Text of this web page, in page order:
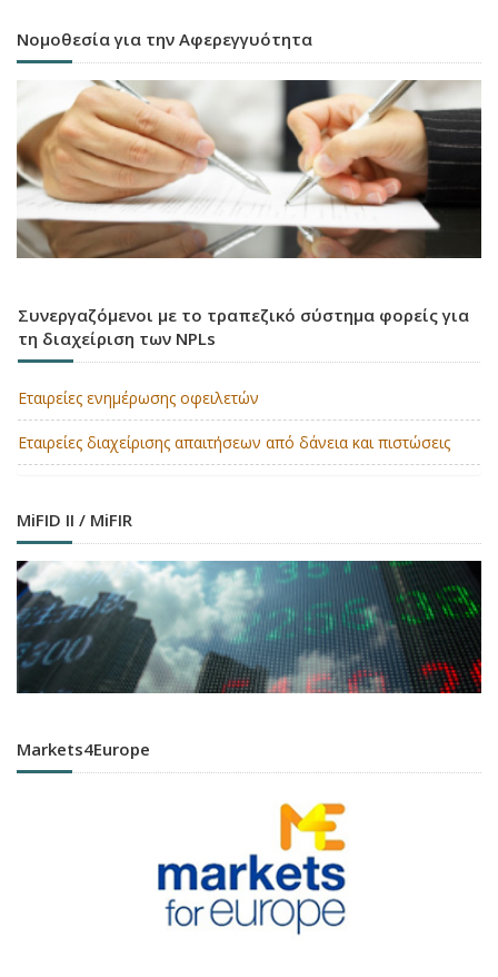
Νομοθεσία για την Αφερεγγυότητα
Συνεργαζόμενοι με το τραπεζικό σύστημα φορείς για
τη διαχείριση των NPLs
Εταιρείες ενημέρωσης οφειλετών
Εταιρείες διαχείρισης απαιτήσεων από δάνεια και πιστώσεις
MiFID II / MiFIR
Markets4Europe